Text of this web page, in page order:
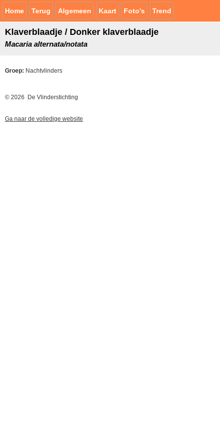
Home Terug Algemeen Kaart Foto's Trend
Klaverblaadje / Donker klaverblaadje
Macaria alternata/notata
Groep: Nachtvlinders
© 2026 De Vlinderstichting
Ga naar de volledige website